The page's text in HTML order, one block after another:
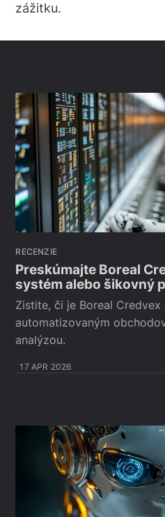
zážitku.
RECENZIE
Preskúmajte Boreal
systém alebo šikovný
Zistite, či je Boreal
automatizovaným
analýzou.
17 APR 2026